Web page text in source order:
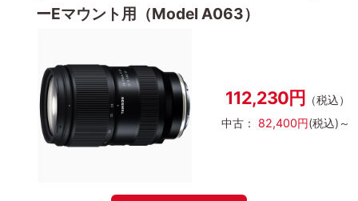
ーEマウント用（Model A063）
112,230円 （税込）
中古： 82,400円(税込)～